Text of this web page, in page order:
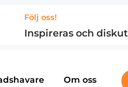
Följ oss!
Inspireras och
Om oss